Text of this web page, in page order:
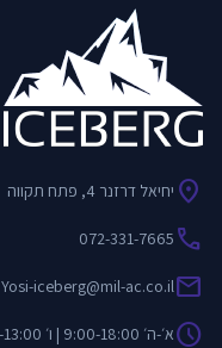
location_on יחיאל דרזנר 4, פתח תקווה
call
072-331-7665
mail
Yosi-iceberg@mil-ac.co.il
scheduleא׳-ה׳ 9:00-18:00 | ו׳ 9:00-13:00